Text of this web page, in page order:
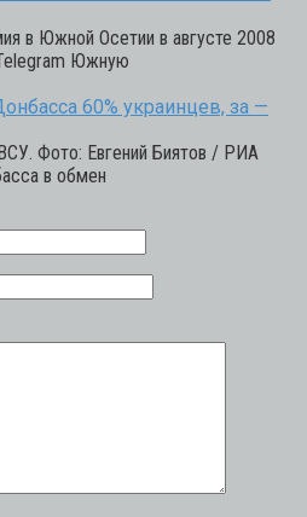
в Южной Осетии в августе 2008
Южную
60% украинцев, за —
Фото: Евгений Биятов / РИА
в обмен